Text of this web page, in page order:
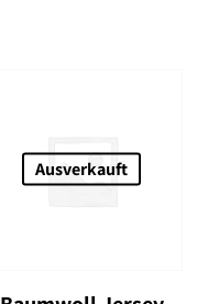
Ausverkauft